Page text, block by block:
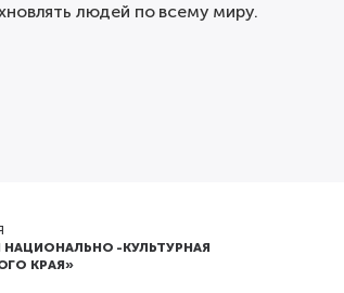
людей по всему миру.
НАЦИОНАЛЬНО -КУЛЬТУРНАЯ
КРАЯ»